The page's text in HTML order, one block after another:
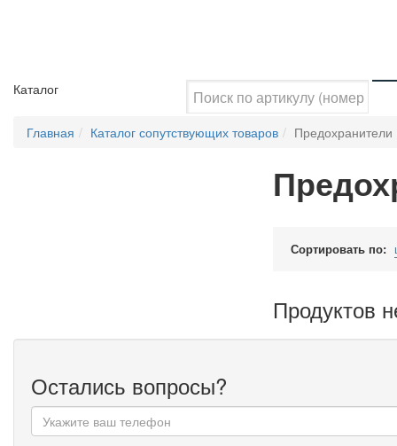
Каталог
Главная Каталог сопутствующих товаров Предохранители
Сортировать по:
Продуктов
Остались вопросы?